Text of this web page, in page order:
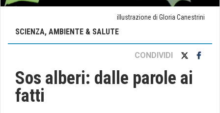
illustrazione di Gloria Canestrini
SCIENZA, AMBIENTE & SALUTE
CONDIVIDI
Sos alberi: dalle parole ai
fatti